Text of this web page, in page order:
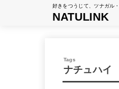
好きをつうじて、ツナガル
NATULINK
ナチュハイ